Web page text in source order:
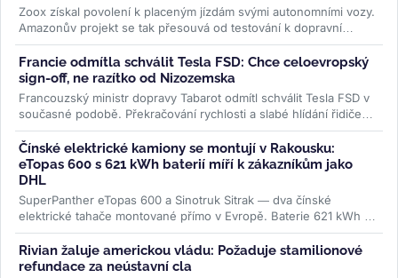
Zoox získal povolení k placeným jízdám svými autonomními vozy.
Amazonův projekt se tak přesouvá od testování k dopravní
službě, kde...>>
Francie odmítla schválit Tesla FSD: Chce celoevropský
sign-off, ne razítko od Nizozemska
Francouzský ministr dopravy Tabarot odmítl schválit Tesla FSD v
současné podobě. Překračování rychlosti a slabé hlídání řidiče
ve...>>
Čínské elektrické kamiony se montují v Rakousku:
eTopas 600 s 621 kWh baterií míří k zákazníkům jako
DHL
SuperPanther eTopas 600 a Sinotruk Sitrak — dva čínské
elektrické tahače montované přímo v Evropě. Baterie 621 kWh od
CATL, reálný...>>
Rivian žaluje americkou vládu: Požaduje stamilionové
refundace za neústavní cla